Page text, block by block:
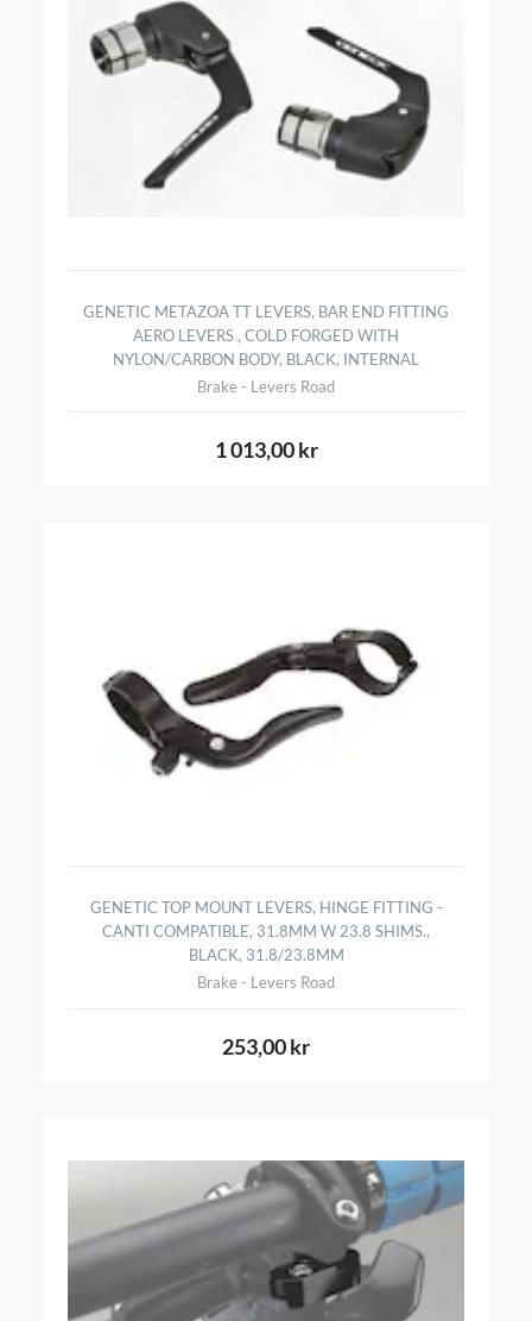
GENETIC METAZOA TT LEVERS, BAR END FITTING
AERO LEVERS , COLD FORGED WITH
NYLON/CARBON BODY, BLACK, INTERNAL
Brake - Levers Road
1 013,00 kr
GENETIC TOP MOUNT LEVERS, HINGE FITTING -
CANTI COMPATIBLE, 31.8MM W 23.8 SHIMS.,
BLACK, 31.8/23.8MM
Brake - Levers Road
253,00 kr